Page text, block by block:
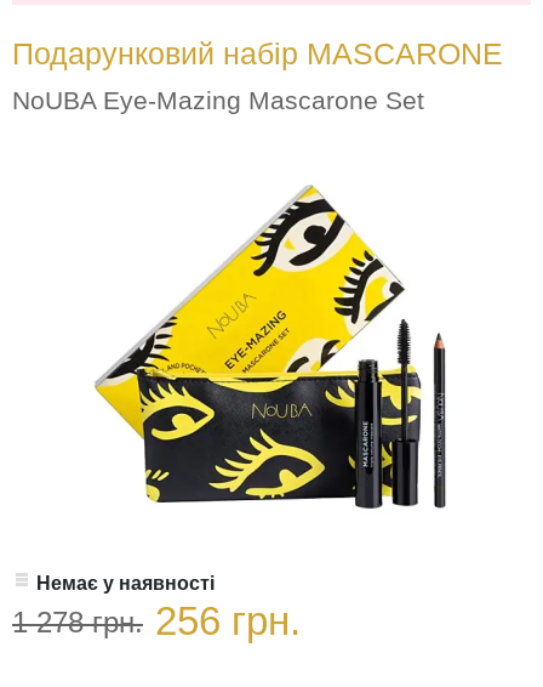
Подарунковий набір MASCARONE
NoUBA Eye-Mazing Mascarone Set
Немає у наявності
1 278 грн. 256 грн.